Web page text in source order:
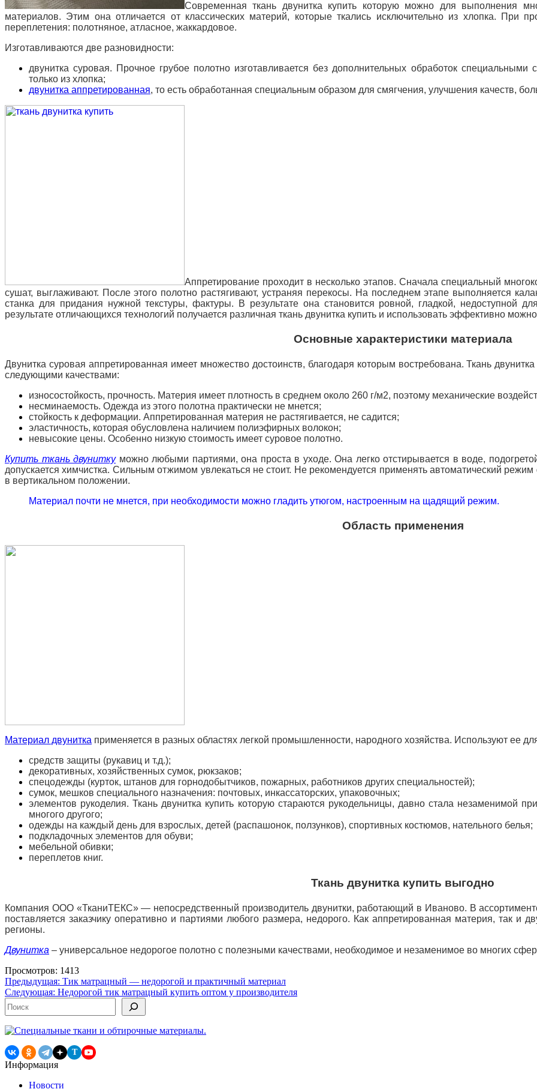
Современная ткань двунитка купить которую можно для выполнения
материалов. Этим она отличается от классических материй, которые ткались исключительно из хлопка. При
переплетения: полотняное, атласное, жаккардовое.
Изготавливаются две разновидности:
двунитка суровая. Прочное грубое полотно изготавливается без дополнительных обработок
только из хлопка;
двунитка аппретированная, то есть обработанная специальным образом для смягчения, улучшения качеств,
Аппретирование проходит в несколько этапов. Сначала специальный
сушат, выглаживают. После этого полотно растягивают, устраняя перекосы. На последнем этапе выполняется
станка для придания нужной текстуры, фактуры. В результате она становится ровной, гладкой, недоступной
результате отличающихся технологий получается различная ткань двунитка купить и использовать эффективно
Основные характеристики материала
Двунитка суровая аппретированная имеет множество достоинств, благодаря которым востребована. Ткань
следующими качествами:
износостойкость, прочность. Материя имеет плотность в среднем около 260 г/м2, поэтому механические
несминаемость. Одежда из этого полотна практически не мнется;
стойкость к деформации. Аппретированная материя не растягивается, не садится;
эластичность, которая обусловлена наличием полиэфирных волокон;
невысокие цены. Особенно низкую стоимость имеет суровое полотно.
Купить ткань двуниткуможно любыми партиями, она проста в уходе. Она легко отстирывается в воде,
допускается химчистка. Сильным отжимом увлекаться не стоит. Не рекомендуется применять автоматический
в вертикальном положении.
Материал почти не мнется, при необходимости можно гладить утюгом, настроенным на щадящий режим.
Область применения
Материал двунитка применяется в разных областях легкой промышленности, народного хозяйства. Используют ее
средств защиты (рукавиц и т.д.);
декоративных, хозяйственных сумок, рюкзаков;
спецодежды (курток, штанов для горнодобытчиков, пожарных, работников других специальностей);
сумок, мешков специального назначения: почтовых, инкассаторских, упаковочных;
элементов рукоделия. Ткань двунитка купить которую стараются рукодельницы, давно стала незаменимой
многого другого;
одежды на каждый день для взрослых, детей (распашонок, ползунков), спортивных костюмов, нательного белья;
подкладочных элементов для обуви;
мебельной обивки;
переплетов книг.
Ткань двунитка купить выгодно
Компания ООО «ТканиТЕКС» — непосредственный производитель двунитки, работающий в Иваново. В
поставляется заказчику оперативно и партиями любого размера, недорого. Как аппретированная материя, так и
регионы.
Двунитка – универсальное недорогое полотно с полезными качествами, необходимое и незаменимое во многих
Просмотров: 1413
Навигация
по
записям
Предыдущая: Тик матрацный — недорогой и практичный материал
Следующая: Недорогой тик матрацный купить оптом у производителя
Поиск
T
Информация
Новости